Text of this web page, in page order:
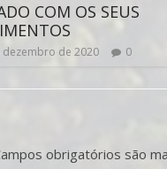
COM OS SEUS
dezembro de 2020 0
obrigatórios são